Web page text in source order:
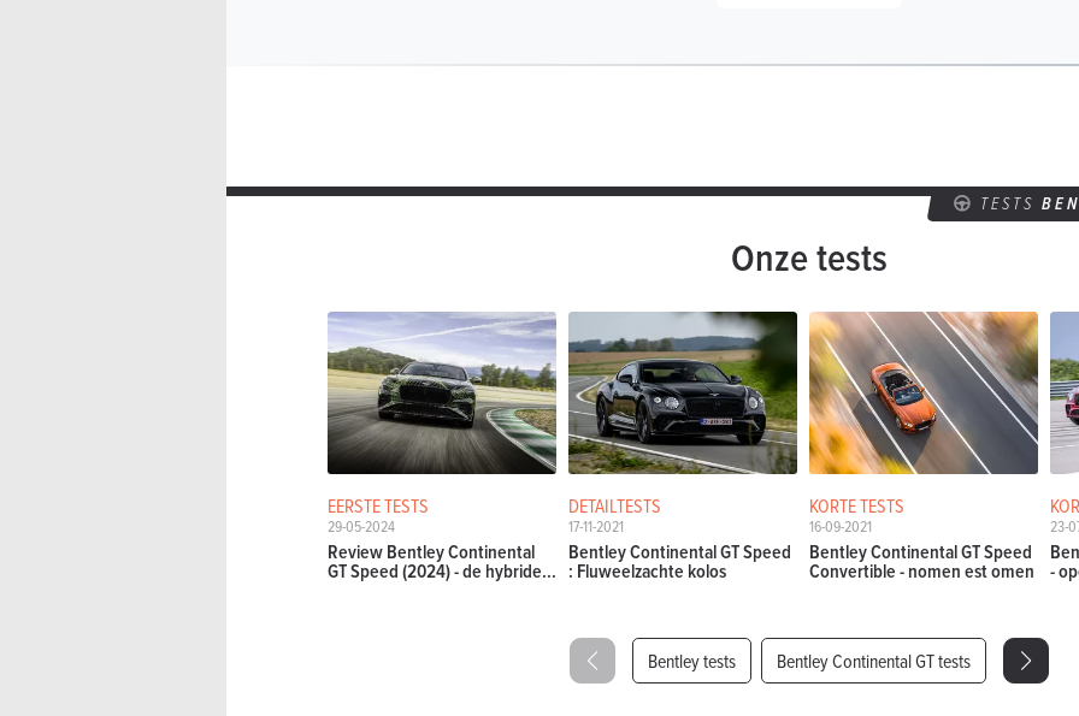
TESTS
Onze tests
EERSTE TESTS
29-05-2024
Review Bentley Continental
GT Speed (2024) - de hybride...
DETAILTESTS
17-11-2021
Bentley Continental GT Speed
: Fluweelzachte kolos
KORTE TESTS
16-09-2021
Bentley Continental GT Speed
Convertible - nomen est omen
23-
-
Bentley tests Bentley Continental GT tests